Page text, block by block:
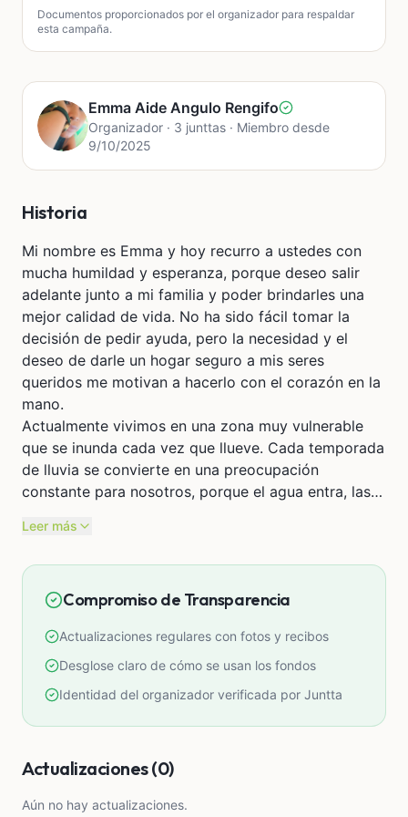
Documentos proporcionados por el organizador para respaldar
esta campaña.
Emma Aide Angulo Rengifo
Organizador · 3 junttas · Miembro desde
9/10/2025
Historia
Mi nombre es Emma y hoy recurro a ustedes con
mucha humildad y esperanza, porque deseo salir
adelante junto a mi familia y poder brindarles una
mejor calidad de vida. No ha sido fácil tomar la
decisión de pedir ayuda, pero la necesidad y el
deseo de darle un hogar seguro a mis seres
queridos me motivan a hacerlo con el corazón en la
mano.
Actualmente vivimos en una zona muy vulnerable
que se inunda cada vez que llueve. Cada temporada
de lluvia se convierte en una preocupación
constante para nosotros, porque el agua entra, las
incertidumbre. Muchas veces hemos pasado noches
de que el agua no siga subiendo o de que nuestras
pocas pertenencias no se pierdan. Vivir así es muy
proteger a su familia y darle un lugar digno donde
vivir.
A pesar de todas las dificultades, nunca hemos
ahorrar poco a poco con mucho esfuerzo y
personales para intentar construir un futuro mejor.
Sin embargo, por motivos económicos y por los
Leer más
Compromiso de Transparencia
Actualizaciones regulares con fotos y recibos
Desglose claro de cómo se usan los fondos
Identidad del organizador verificada por Juntta
Actualizaciones (0)
Aún no hay actualizaciones.